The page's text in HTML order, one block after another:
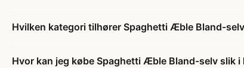
Hvilken kategori tilhører Spaghetti Æble Bland-
Hvor kan jeg købe Spaghetti Æble Bland-selv slik i